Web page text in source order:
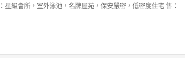
星級會所，室外泳池，名牌屋苑，保安嚴密，低密度住宅 售：